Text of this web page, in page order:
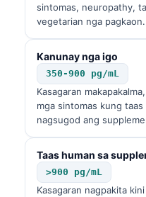
sintomas, neuropathy,
vegetarian nga pagkaon.
Kanunay nga igo
350-900 pg/mL
Kasagaran
mga sintomas kung
nagsugod ang
Taas human sa
>900 pg/mL
Kasagaran nagpakita